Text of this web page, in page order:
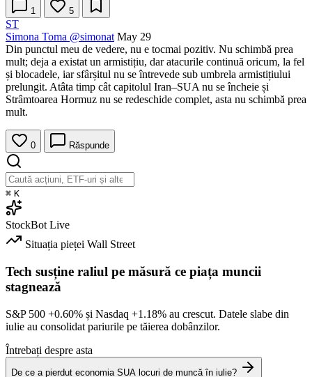
1 5
ST
Simona Toma @simonat May 29
Din punctul meu de vedere, nu e tocmai pozitiv. Nu schimbă prea
mult; deja a existat un armistițiu, dar atacurile continuă oricum, la fel
și blocadele, iar sfârșitul nu se întrevede sub umbrela armistițiului
prelungit. Atâta timp cât capitolul Iran–SUA nu se încheie și
Strâmtoarea Hormuz nu se redeschide complet, asta nu schimbă prea
mult.
0 Răspunde
⌘ K
StockBot Live
Situația pieței Wall Street
Tech susține raliul pe măsură ce piața muncii
stagnează
S&P 500 +0.60% și Nasdaq +1.18% au crescut. Datele slabe din
iulie au consolidat pariurile pe tăierea dobânzilor.
Întrebați despre asta
De ce a pierdut economia SUA locuri de muncă în iulie?